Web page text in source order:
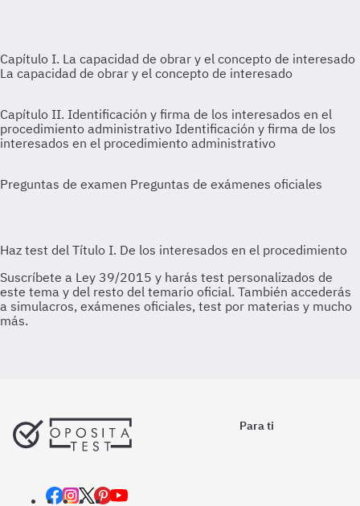
Capítulo I. La capacidad de obrar y el concepto de interesado
La capacidad de obrar y el concepto de interesado
Capítulo II. Identificación y firma de los interesados en el
procedimiento administrativo Identificación y firma de los
interesados en el procedimiento administrativo
Preguntas de examen Preguntas de exámenes oficiales
Para ti